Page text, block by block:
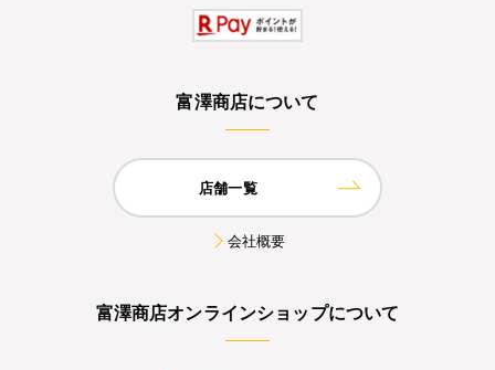
富澤商店について
店舗一覧
会社概要
富澤商店オンラインショップについて